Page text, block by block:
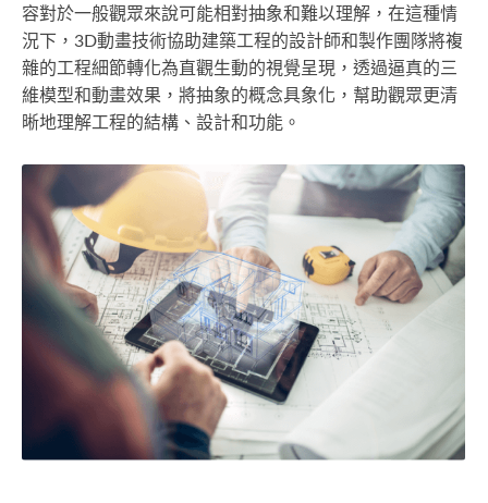
容對於一般觀眾來說可能相對抽象和難以理解，在這種情
況下，3D動畫技術協助建築工程的設計師和製作團隊將複
雜的工程細節轉化為直觀生動的視覺呈現，透過逼真的三
維模型和動畫效果，將抽象的概念具象化，幫助觀眾更清
晰地理解工程的結構、設計和功能。